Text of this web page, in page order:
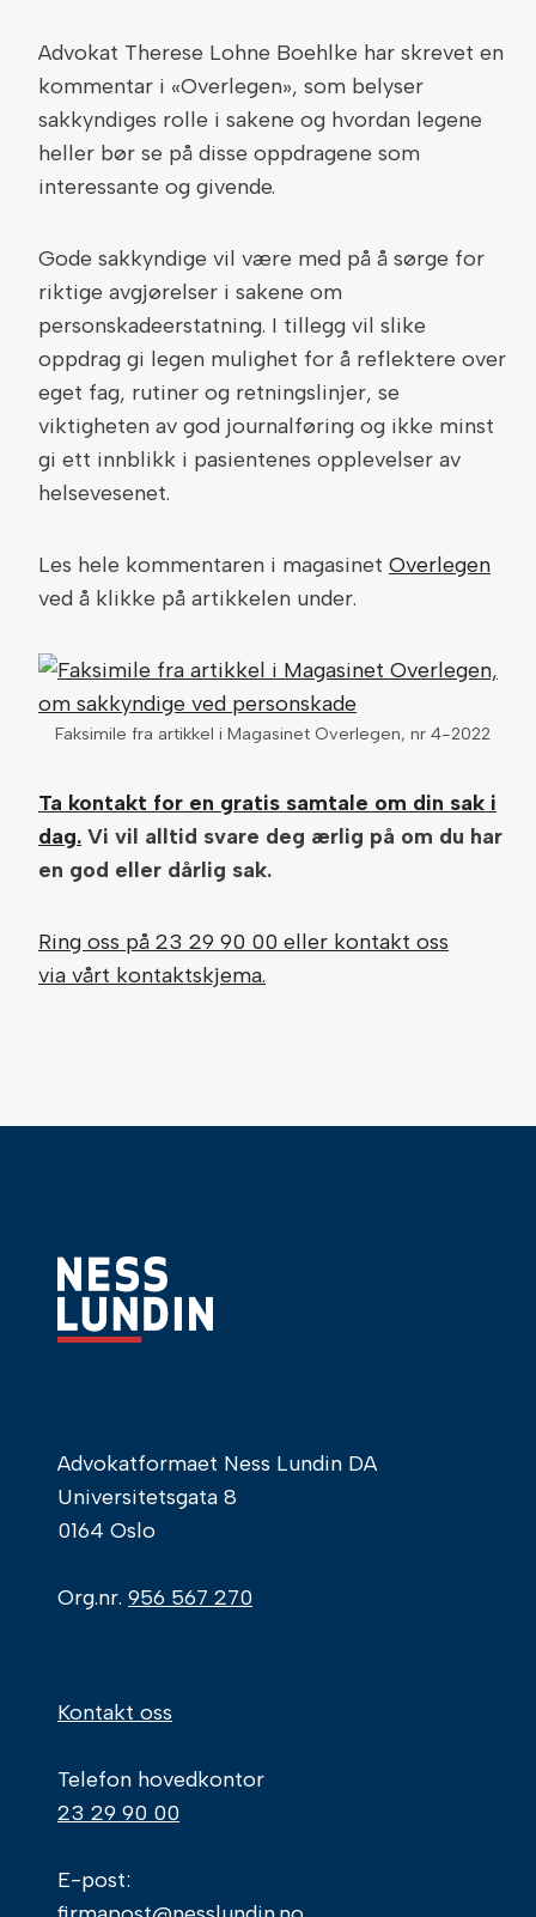
Advokat Therese Lohne Boehlke har skrevet en
kommentar i «Overlegen», som belyser
sakkyndiges rolle i sakene og hvordan legene
heller bør se på disse oppdragene som
interessante og givende.
Gode sakkyndige vil være med på å sørge for
riktige avgjørelser i sakene om
personskadeerstatning. I tillegg vil slike
oppdrag gi legen mulighet for å reflektere over
eget fag, rutiner og retningslinjer, se
viktigheten av god journalføring og ikke minst
gi ett innblikk i pasientenes opplevelser av
helsevesenet.
Les hele kommentaren i magasinet Overlegen
ved å klikke på artikkelen under.
Faksimile fra artikkel i Magasinet Overlegen, nr 4-2022
Ta kontakt for en gratis samtale om din sak i
dag. Vi vil alltid svare deg ærlig på om du har
en god eller dårlig sak.
Ring oss på 23 29 90 00 eller kontakt oss
via vårt kontaktskjema.
Advokatformaet Ness Lundin DA
Universitetsgata 8
0164 Oslo
Org.nr. 956 567 270
Kontakt oss
Telefon hovedkontor
23 29 90 00
E-post: